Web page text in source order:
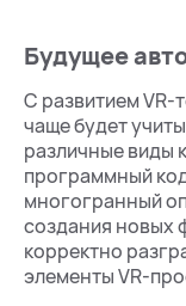
Будущее
С развитием VR-
чаще будет
различные виды
программный
многогранный
создания новых
корректно
элементы VR-